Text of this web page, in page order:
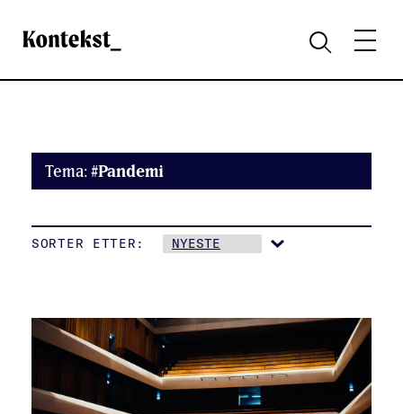
Kontekst
SØKMENY
Tema:#Pandemi
SORTER ETTER: